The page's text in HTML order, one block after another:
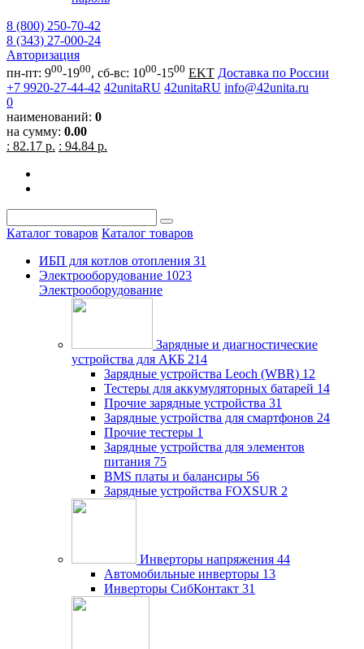
8 (800) 250-70-42
8 (343) 27-000-24
Авторизация
пн-пт: 900-1900, сб-вс: 1000-1500 EKT Доставка по России
+7 9920-27-44-42 42unitaRU 42unitaRU info@42unita.ru
0
наименований: 0
на сумму: 0.00
: 82.17 р. : 94.84 р.
Каталог товаров Каталог товаров
ИБП для котлов отопления 31
Электрооборудование 1023
Электрооборудование
Зарядные и диагностические
устройства для АКБ 214
Зарядные устройства Leoch (WBR) 12
Тестеры для аккумуляторных батарей 14
Прочие зарядные устройства 31
Зарядные устройства для смартфонов 24
Прочие тестеры 1
Зарядные устройства для элементов
питания 75
BMS платы и балансиры 56
Зарядные устройства FOXSUR 2
Инверторы напряжения 44
Автомобильные инверторы 13
Инверторы СибКонтакт 31